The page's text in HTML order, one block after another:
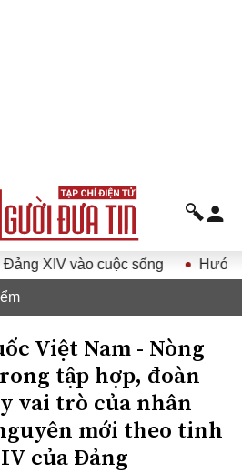
cuộc sống Hướng tới Đại hội
Việt Nam - Nòng
tập hợp, đoàn
vai trò của nhân
mới theo tinh
của Đảng